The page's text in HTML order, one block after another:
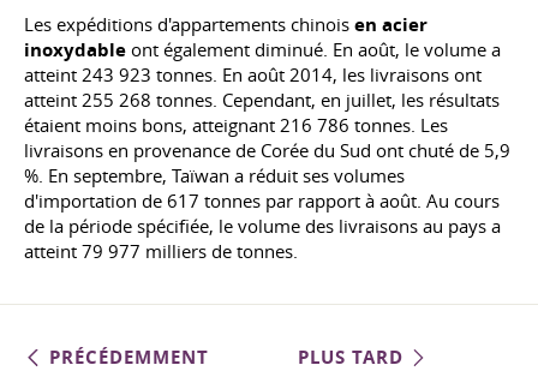
Les expéditions d'appartements chinois en acier
inoxydable ont également diminué. En août, le volume a
atteint 243 923 tonnes. En août 2014, les livraisons ont
atteint 255 268 tonnes. Cependant, en juillet, les résultats
étaient moins bons, atteignant 216 786 tonnes. Les
livraisons en provenance de Corée du Sud ont chuté de 5,9
%. En septembre, Taïwan a réduit ses volumes
d'importation de 617 tonnes par rapport à août. Au cours
de la période spécifiée, le volume des livraisons au pays a
atteint 79 977 milliers de tonnes.
PRÉCÉDEMMENT PLUS TARD